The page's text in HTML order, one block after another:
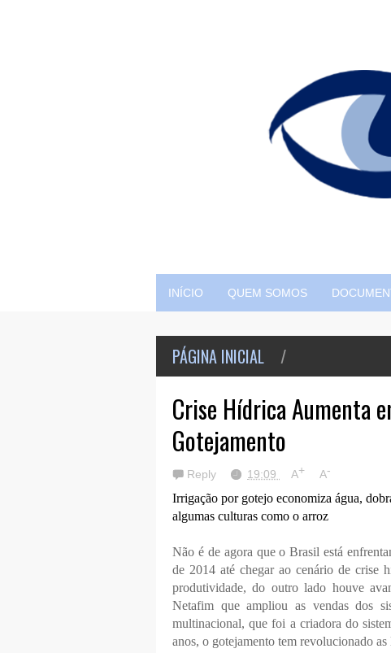
INÍCIO QUEM SOMOS
PÁGINA INICIAL /
Crise Hídrica Aumenta
Gotejamento
Reply 19:09 A+ A-
Irrigação por gotejo economiza água,
algumas culturas como o arroz
Não é de agora que o Brasil está
de 2014 até chegar ao cenário de crise
produtividade, do outro lado houve
Netafim que ampliou as vendas dos
multinacional, que foi a criadora do
anos, o gotejamento tem revolucionado as